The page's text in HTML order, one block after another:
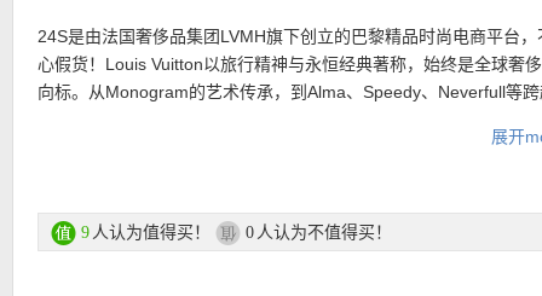
【THE ROW N/S Park Tote 中号手提包 限时6折仅1788欧！】干
美，既有朴实又充满活力的特质，既温暖又有深度。以极简主义美
义日常手袋的功能与格调。这款包采用单一主隔层设计，并配备拉
都能呈现出不同的优雅姿态，满足都市生活的多重场景需求。
【LOEWE 羊绒围巾 限时7折优惠仅385欧！】米色基调低调却不平
软的材质与轻盈的垂坠感，让它成为秋冬造型里最容易出彩的那一
合，兼具保暖与舒适，触感细腻，贴身也不会刺痒。长度足够自由
系法，随手一披就是一套完整的冬日造型。
【ACNE STUDIOS Bowlina 骰子手拎包 限时折上折仅945欧！】以
先锋审美重新定义当代配饰的力量感。银色金属质感外观在光线下
光辉，流线轮廓与简约结构相辅相成，呈现出极具未来感的视觉语
口袋，兼具日常收纳与空间规划能力。细肩带的加入，让这款包既
也能轻松肩背，在随性与摩登之间切换自如。
———-折扣单品推荐 ———–
【对日常生活中精致秩序的演绎！COACH Brooklyn 23 Hobo包 满
见走线与金色 Logo 点缀，低调中彰显隽永品位。单一手柄与可拆
带的设计，赋予造型多样的佩戴方式，从日间通勤到夜晚聚会都能
24S是由法国奢侈品集团LVMH旗下创立的巴黎精品时尚电商平台，
心假货！Louis Vuitton以旅行精神与永恒经典著称，始终是全球奢
向标。从Monogram的艺术传承，到Alma、Speedy、Neverfull等
典包袋、精致小皮件及配饰，无论是通勤必备的Neverfull，复古优
Louis Vuitton活动区直达链接在此
展开
9 人认为值得买！ 0 人认为不值得买！